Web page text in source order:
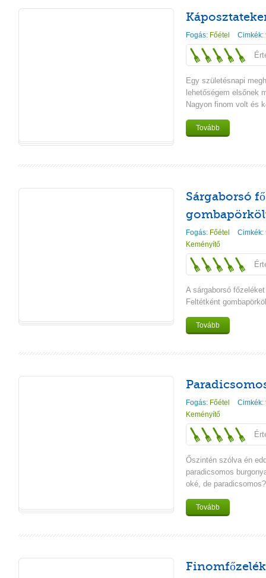
Fogás: Főétel Cimkék:
Egy születésnapi
lehetőségem elsőnek
Nagyon finom volt és
Tovább
Sárgaborsó
Fogás: Főétel Cimkék:
Keményítő
A sárgaborsó
Feltétként
Tovább
Fogás: Főétel Cimkék:
Keményítő
Őszintén szólva én
paradicsomos
oké, de
Tovább